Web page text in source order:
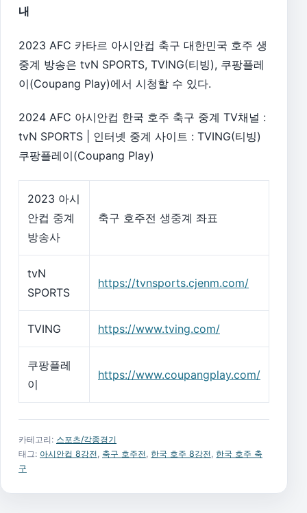
내
2023 AFC 카타르 아시안컵 축구 대한민국 호주 생
중계 방송은 tvN SPORTS, TVING(티빙), 쿠팡플레
이(Coupang Play)에서 시청할 수 있다.
2024 AFC 아시안컵 한국 호주 축구 중계 TV채널 :
tvN SPORTS | 인터넷 중계 사이트 : TVING(티빙)
쿠팡플레이(Coupang Play)
2023 아시
안컵 중계
방송사
축구 호주전 생중계 좌표
tvN
SPORTS
https://tvnsports.cjenm.com/
TVING https://www.tving.com/
쿠팡플레
이
https://www.coupangplay.com/
카테고리: 스포츠/각종경기
태그: 아시안컵 8강전 축구 호주전 한국 호주 8강전 한국 호주 축
구